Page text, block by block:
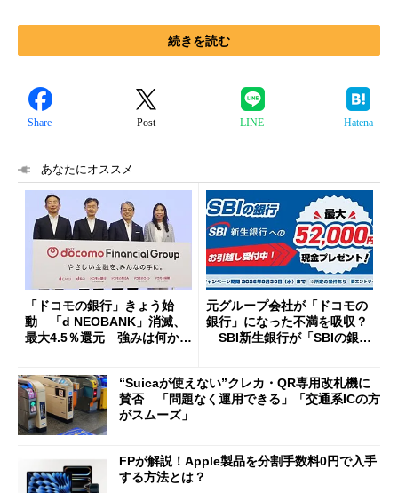
続きを読む
Share Post LINE Hatena
あなたにオススメ
「ドコモの銀行」きょう始
動 「d NEOBANK」消滅、
最大4.5％還元 強みは何か解
元グループ会社が「ドコモの
銀行」になった不満を吸収？
SBI新生銀行が「SBIの銀
開催
“Suicaが使えない”クレカ・QR専用改札機に
賛否 「問題なく運用できる」「交通系ICの方
がスムーズ」
FPが解説！Apple製品を分割手数料0円で入手
する方法とは？